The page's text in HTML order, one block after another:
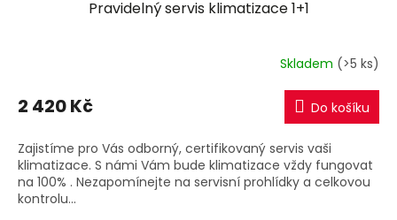
R
M
A
Pravidelný servis klimatizace 1+1
Skladem (>5 ks)
2 420 Kč Do košíku
Zajistíme pro Vás odborný, certifikovaný servis vaši
klimatizace. S námi Vám bude klimatizace vždy fungovat
na 100% . Nezapomínejte na servisní prohlídky a celkovou
kontrolu...